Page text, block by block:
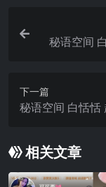
秘语空间
下一篇
秘语空间 白恬恬
相关文章